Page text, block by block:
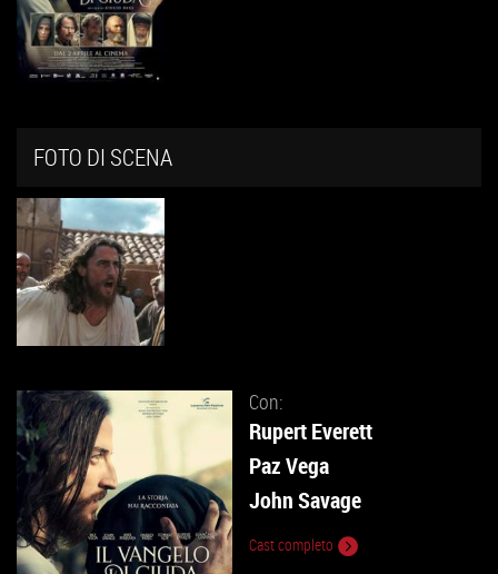
FOTO DI SCENA
Con:
Rupert Everett
Paz Vega
John Savage
Cast completo